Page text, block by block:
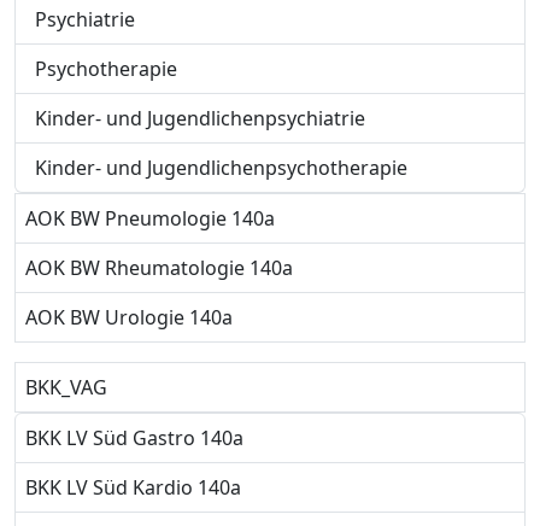
Psychiatrie
Psychotherapie
Kinder- und Jugendlichenpsychiatrie
Kinder- und Jugendlichenpsychotherapie
AOK BW Pneumologie 140a
AOK BW Rheumatologie 140a
AOK BW Urologie 140a
BKK_VAG
BKK LV Süd Gastro 140a
BKK LV Süd Kardio 140a